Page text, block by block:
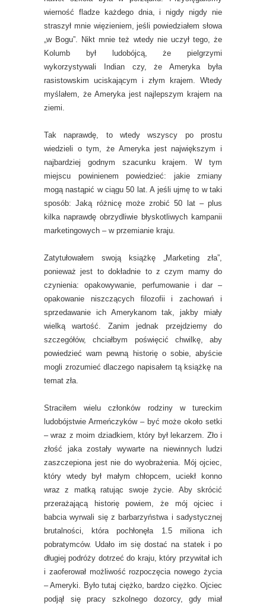
wierność fladze każdego dnia, i nigdy nigdy nie
straszył mnie więzieniem, jeśli powiedziałem słowa
„w Bogu”. Nikt mnie też wtedy nie uczył tego, że
Kolumb był ludobójcą, że pielgrzymi
wykorzystywali Indian czy, że Ameryka była
rasistowskim uciskającym i złym krajem. Wtedy
myślałem, że Ameryka jest najlepszym krajem na
ziemi.
Tak naprawdę, to wtedy wszyscy po prostu
wiedzieli o tym, że Ameryka jest największym i
najbardziej godnym szacunku krajem. W tym
miejscu powinienem powiedzieć: jakie zmiany
mogą nastąpić w ciągu 50 lat. A jeśli ujmę to w taki
sposób: Jaką różnicę może zrobić 50 lat – plus
kilka naprawdę obrzydliwie błyskotliwych kampanii
marketingowych – w przemianie kraju.
Zatytułowałem swoją książkę „Marketing zła”,
ponieważ jest to dokładnie to z czym mamy do
czynienia: opakowywanie, perfumowanie i dar –
opakowanie niszczących filozofii i zachowań i
sprzedawanie ich Amerykanom tak, jakby miały
wielką wartość. Zanim jednak przejdziemy do
szczegółów, chciałbym poświęcić chwilkę, aby
powiedzieć wam pewną historię o sobie, abyście
mogli zrozumieć dlaczego napisałem tą książkę na
temat zła.
Straciłem wielu członków rodziny w tureckim
ludobójstwie Armeńczyków – być może około setki
– wraz z moim dziadkiem, który był lekarzem. Zło i
złość jaka zostały wywarte na niewinnych ludzi
zaszczepiona jest nie do wyobrażenia. Mój ojciec,
który wtedy był małym chłopcem, uciekł konno
wraz z matką ratując swoje życie. Aby skrócić
przerażającą historię powiem, że mój ojciec i
babcia wyrwali się z barbarzyństwa i sadystycznej
brutalności, która pochłonęła 1.5 miliona ich
pobratymców. Udało im się dostać na statek i po
długiej podróży dotrzeć do kraju, który przywitał ich
i zaoferował możliwość rozpoczęcia nowego życia
– Ameryki. Było tutaj ciężko, bardzo ciężko. Ojciec
podjął się pracy szkolnego dozorcy, gdy miał